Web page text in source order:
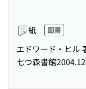
紙 図書
エドワード・ヒル
七つ森書館2004.12